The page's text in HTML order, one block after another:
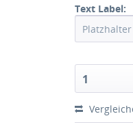
Text Label:
1